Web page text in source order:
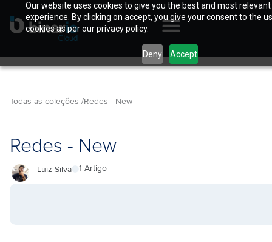
Our website uses cookies to give you the best and most relevant
experience. By clicking on accept, you give your consent to the
cookies as per our privacy policy.
Deny Accept
Todas as coleções /Redes - New
Redes - New
Luiz Silva 1 Artigo